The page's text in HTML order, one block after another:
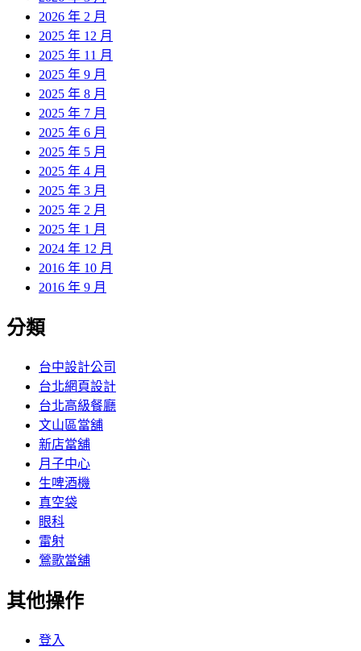
2026 年 2 月
2025 年 12 月
2025 年 11 月
2025 年 9 月
2025 年 8 月
2025 年 7 月
2025 年 6 月
2025 年 5 月
2025 年 4 月
2025 年 3 月
2025 年 2 月
2025 年 1 月
2024 年 12 月
2016 年 10 月
2016 年 9 月
分類
台中設計公司
台北網頁設計
台北高級餐廳
文山區當舖
新店當舖
月子中心
生啤酒機
真空袋
眼科
雷射
鶯歌當舖
其他操作
登入